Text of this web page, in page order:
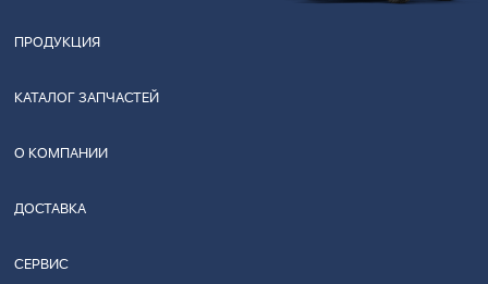
ПРОДУКЦИЯ
КАТАЛОГ ЗАПЧАСТЕЙ
О КОМПАНИИ
ДОСТАВКА
СЕРВИС